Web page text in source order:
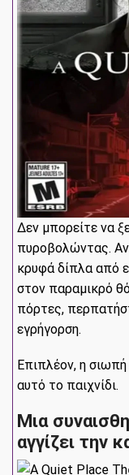
Δεν μπορείτε να
πυροβολώντας.
κρυφά δίπλα από
στον παραμικρό
πόρτες,
εγρήγορση.
Επιπλέον, η σιωπή
αυτό το παιχνίδι.
Μια
αγγίζει την